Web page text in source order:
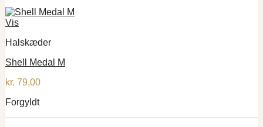
Vis
Halskæder
Shell Medal M
kr. 79,00
Forgyldt